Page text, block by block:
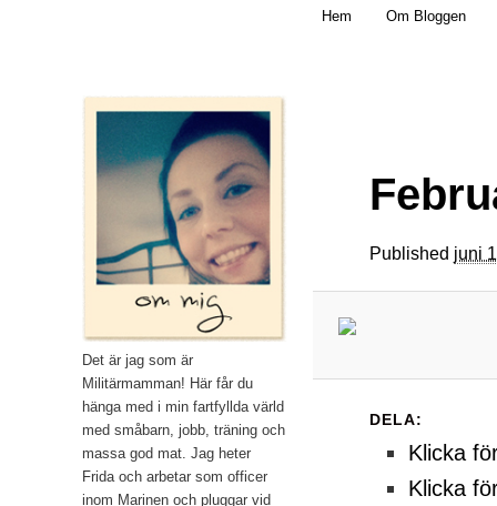
Mamma, militär och märkbart obekväm
Hem Om Bloggen
Published juni
DELA:
Klicka
Klicka
Det är jag som är
Militärmamman! Här får du
hänga med i min fartfyllda värld
med småbarn, jobb, träning och
massa god mat. Jag heter
Frida och arbetar som officer
inom Marinen och pluggar vid